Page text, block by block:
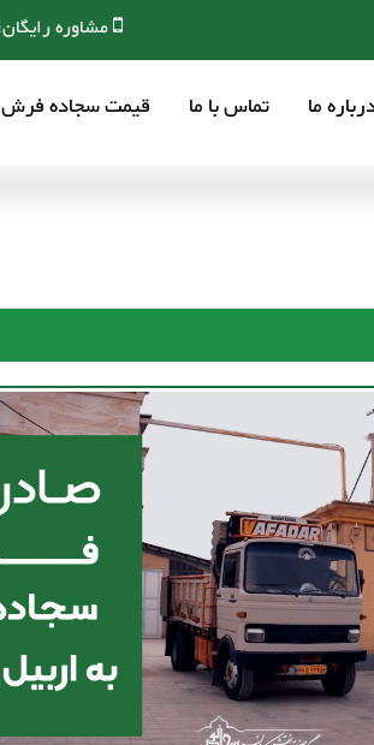
مشاوره
ما تماس با ما قیمت سجاده فرش